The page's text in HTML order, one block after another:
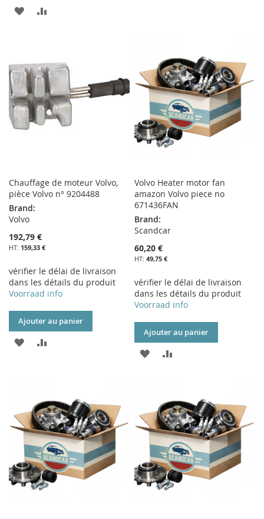
AJOUTER
LISTE
D’ENVIE
Chauffage de moteur Volvo,
pièce Volvo n° 9204488
Brand:
Volvo
192,79 €
159,33 €
vérifier le délai de livraison
dans les détails du produit
Voorraad info
Ajouter au panier
AJOUTER
LISTE
D’ENVIE
Volvo Heater motor fan
amazon Volvo piece no
671436FAN
Brand:
Scandcar
60,20 €
49,75 €
vérifier le délai de livraison
dans les détails du produit
Voorraad info
Ajouter au panier
AJOUTER
LISTE
D’ENVIE